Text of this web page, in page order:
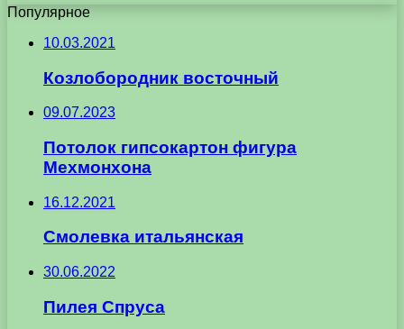
Популярное
10.03.2021
Козлобородник восточный
09.07.2023
Потолок гипсокартон фигура
Мехмонхона
16.12.2021
Смолевка итальянская
30.06.2022
Пилея Спруса